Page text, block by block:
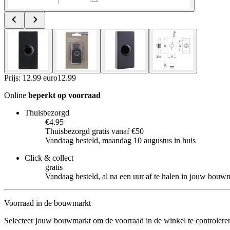
Prijs: 12.99 euro12.99
Online beperkt op voorraad
Thuisbezorgd
€4.95
Thuisbezorgd gratis vanaf €50
Vandaag besteld, maandag 10 augustus in huis
Click & collect
gratis
Vandaag besteld, al na een uur af te halen in jouw
Voorraad in de bouwmarkt
Selecteer jouw bouwmarkt om de voorraad in de winkel te